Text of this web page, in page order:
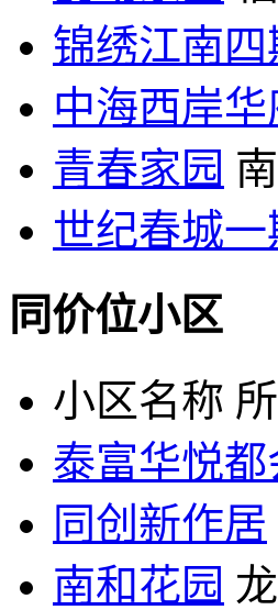
锦绣江南四
中海西岸华
青春家园
世纪春城一
同价位小区
小区名称
泰富华悦都
同创新作居
南和花园